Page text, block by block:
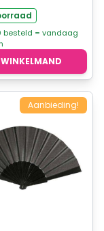
besteld = vandaag
Aanbieding!